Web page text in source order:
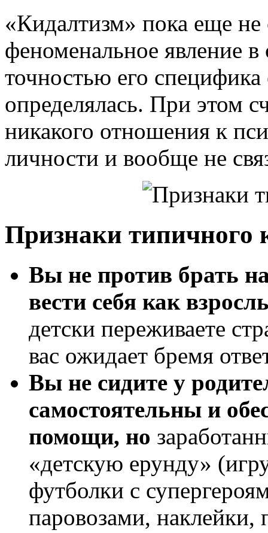
«Кидалтизм» пока еще
феноменальное явление в
точностью его
определялась. При этом
никакого отношения к
личности и вообще не
Признаки типичного
Вы не против брать
вести себя как
детски переживаете
вас ожидает бремя
Вы не сидите у
самостоятельны и
помощи, но
«детскую ерунду»
футболки с
паровозами, наклейки,